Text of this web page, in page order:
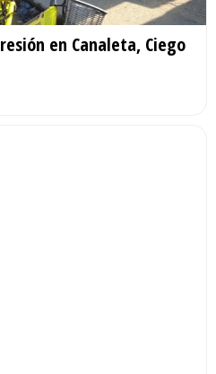
en Canaleta, Ciego